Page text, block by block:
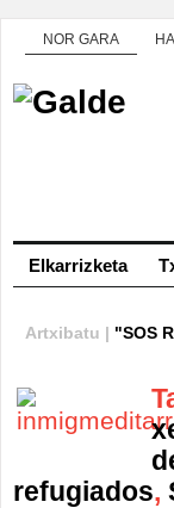
NOR GARA
Elkarrizketa
Artxibatu | "SOS
refugiados,